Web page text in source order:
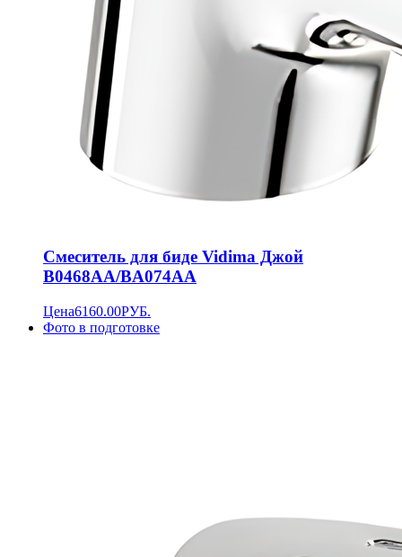
Смеситель для биде Vidima Джой
B0468AA/BA074AA
Цена6160.00РУБ.
Фото в подготовке